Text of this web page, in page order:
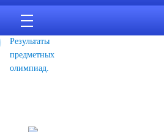
школьников.
школьников.
Результаты
предметных
олимпиад.